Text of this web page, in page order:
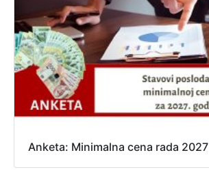
Anketa: Minimalna cena rada 2027